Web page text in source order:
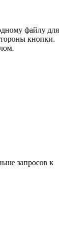
файлу для
кнопки.
запросов к